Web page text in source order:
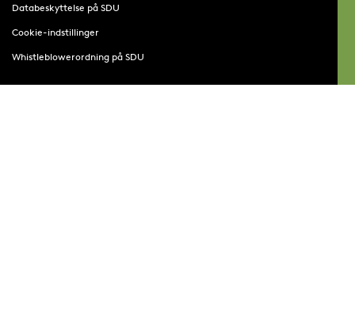
Databeskyttelse på SDU
Cookie-indstillinger
Whistleblowerordning på SDU